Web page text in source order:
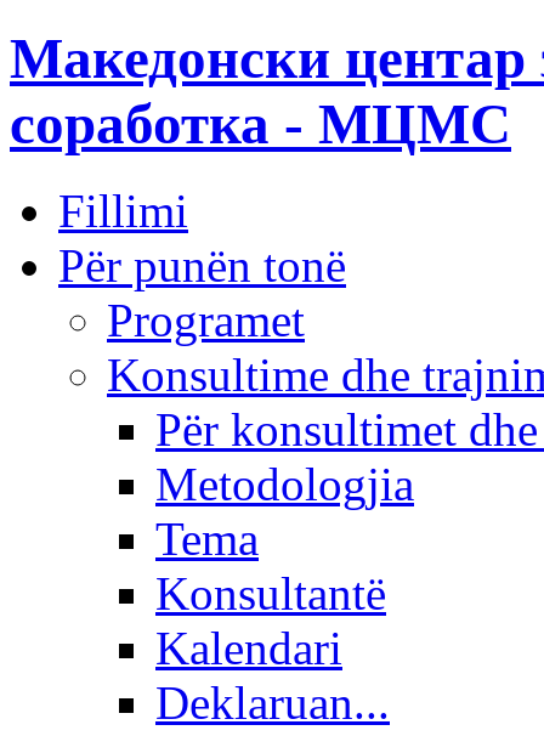
Македонски центар
соработка - МЦМС
Fillimi
Për punën tonë
Programet
Konsultime dhe
Për konsultimet
Metodologjia
Tema
Konsultantë
Kalendari
Deklaruan...